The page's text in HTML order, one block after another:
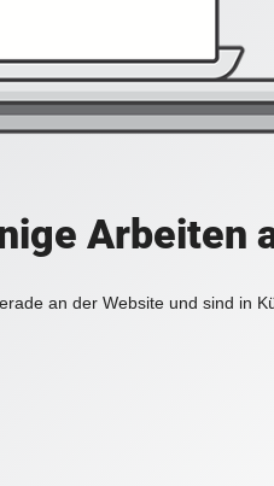
Arbeiten
an der Website und sind in